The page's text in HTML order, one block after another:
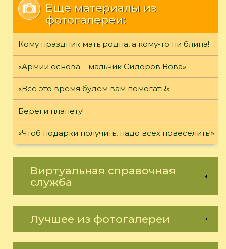
Еще материалы из
фотогалереи:
Кому праздник мать родна, а кому-то ни блина!
«Армии основа – мальчик Сидоров Вова»
«Всё это время будем вам помогать!»
Береги планету!
«Чтоб подарки получить, надо всех повеселить!»
Виртуальная справочная
служба
Лучшее из фотогалереи